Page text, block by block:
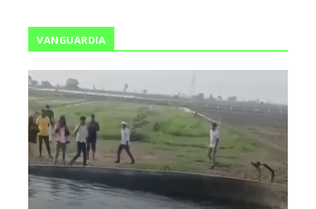
VANGUARDIA